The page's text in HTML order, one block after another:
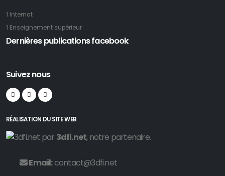
1 Internat
1 Enseignement supérieur
Dernières publications facebook
Suivez nous
RÉALISATION DU SITE WEB
par 3dfi.net, notre partenaire.
Email:contact@3dfi.net